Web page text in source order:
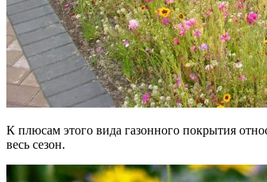
К плюсам этого вида газонного покрытия
весь сезон.